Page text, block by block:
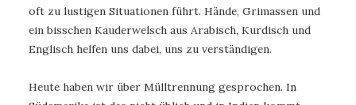
oft zu lustigen Situationen führt. Hände, Grimassen und
ein bisschen Kauderwelsch aus Arabisch, Kurdisch und
Englisch helfen uns dabei, uns zu verständigen.
Heute haben wir über Mülltrennung gesprochen. In